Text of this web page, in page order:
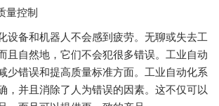
量控制
设备和机器人不会感到疲劳。无聊或失去工
且自然地，它们不会犯很多错误。工业自动
少错误和提高质量标准方面。工业自动化系
，并且消除了人为错误的因素。这不仅可以